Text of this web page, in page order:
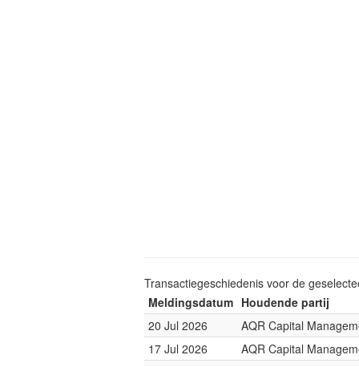
Transactiegeschiedenis voor de
Meldingsdatum Houdende partij
20 Jul 2026
AQR Capital
17 Jul 2026
AQR Capital